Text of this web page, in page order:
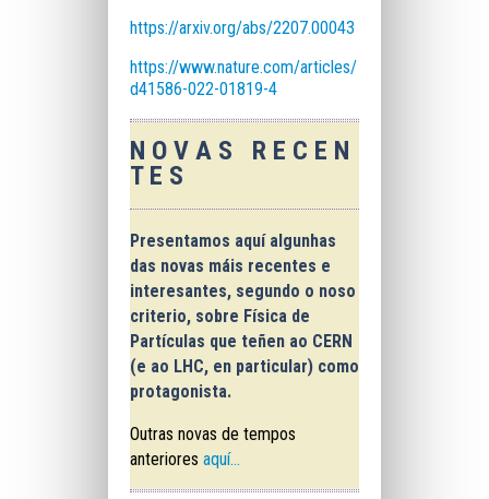
https://arxiv.org/abs/2207.00043
https://www.nature.com/articles/
d41586-022-01819-4
N O V A S R E C E N
T E S
Presentamos aquí algunhas
das novas máis recentes e
interesantes, segundo o noso
criterio, sobre Física de
Partículas que teñen ao CERN
(e ao LHC, en particular) como
protagonista.
Outras novas de tempos
anteriores aquí...